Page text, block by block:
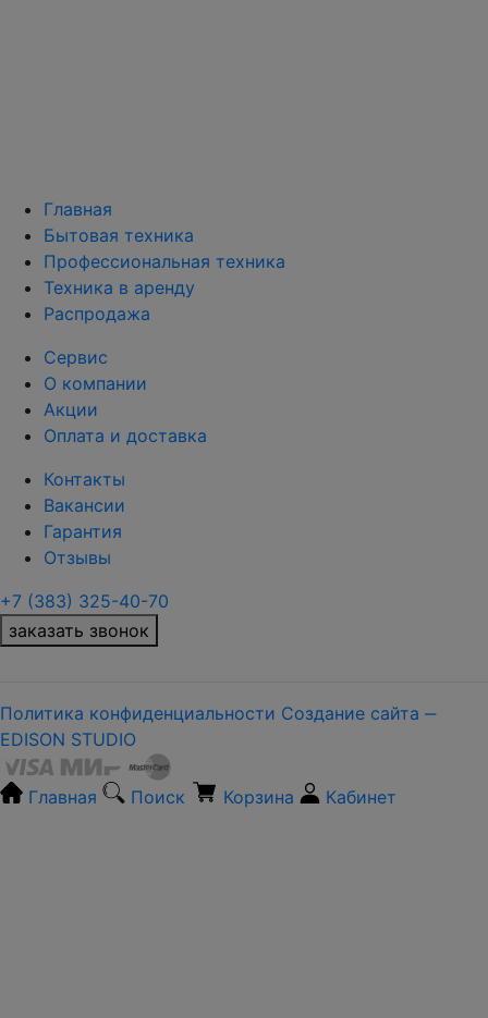
Главная
Бытовая техника
Профессиональная техника
Техника в аренду
Распродажа
Сервис
О компании
Акции
Оплата и доставка
Контакты
Вакансии
Гарантия
Отзывы
+7 (383) 325-40-70
заказать звонок
Политика конфиденциальности Создание сайта ‒
EDISON STUDIO
Главная Поиск Корзина Кабинет